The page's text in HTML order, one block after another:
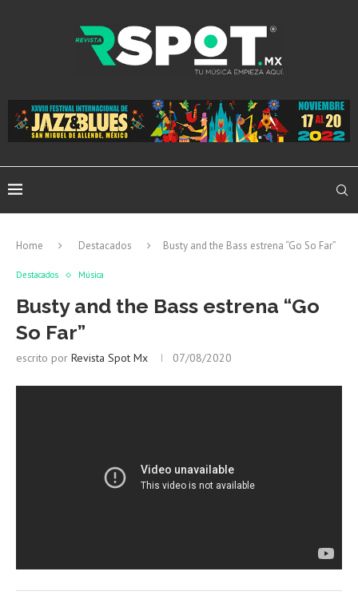
Home Destacados Busty and the Bass estrena “Go So Far”
Destacados Música
Busty and the Bass estrena “Go
So Far”
escrito por Revista Spot Mx 07/08/2020